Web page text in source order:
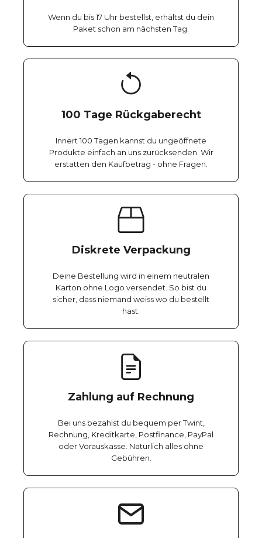
Wenn du bis 17 Uhr bestellst, erhältst du dein
Paket schon am nächsten Tag.
100 Tage Rückgaberecht
Innert 100 Tagen kannst du ungeöffnete
Produkte einfach an uns zurücksenden. Wir
erstatten den Kaufbetrag - ohne Fragen.
Diskrete Verpackung
Deine Bestellung wird in einem neutralen
Karton ohne Logo versendet. So bist du
sicher, dass niemand weiss wo du bestellt
hast.
Zahlung auf Rechnung
Bei uns bezahlst du bequem per Twint,
Rechnung, Kreditkarte, Postfinance, PayPal
oder Vorauskasse. Natürlich alles ohne
Gebühren.